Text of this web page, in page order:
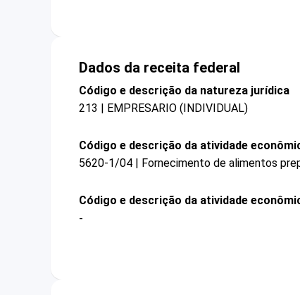
Dados da receita federal
Código e descrição da natureza jurídica
213 | EMPRESARIO (INDIVIDUAL)
Código e descrição da atividade
5620-1/04 | Fornecimento de alimentos
Código e descrição da atividade
-